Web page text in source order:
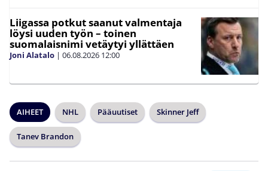
Liigassa potkut saanut valmentaja
löysi uuden työn – toinen
suomalaisnimi vetäytyi yllättäen
Joni Alatalo | 06.08.2026 12:00
AIHEET NHL Pääuutiset Skinner Jeff
Tanev Brandon